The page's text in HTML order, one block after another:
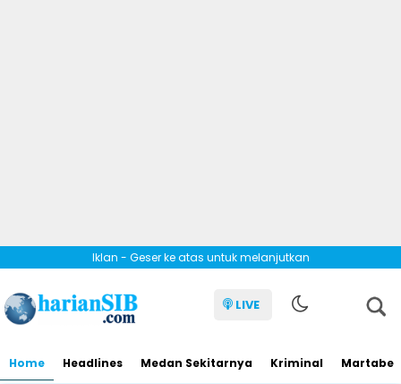
Iklan - Geser ke atas untuk melanjutkan
LIVE
Home Headlines Medan Sekitarnya Kriminal Martabe